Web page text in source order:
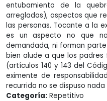
entubamiento de la
arregladas), aspectos que
las personas. Tocante a la
es un aspecto no que
demandada, ni forman
bien alude a que los
(artículos 140 y 143 del
eximente de
recurrida no se dispuso
Categoría: Repetitivo